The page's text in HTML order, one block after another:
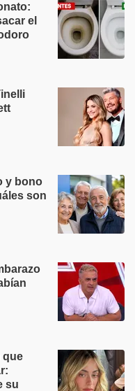
el
y bono
son
que
su